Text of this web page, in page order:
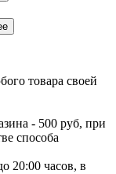
товара своей
- 500 руб, при
способа
20:00 часов, в